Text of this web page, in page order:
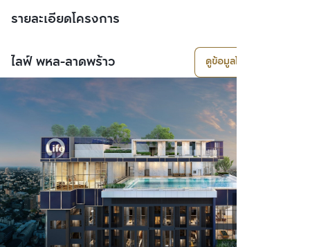
รายละเอียดโครงการ
ไลฟ์ พหล-ลาดพร้าว ดูข้อมูลโครงการ